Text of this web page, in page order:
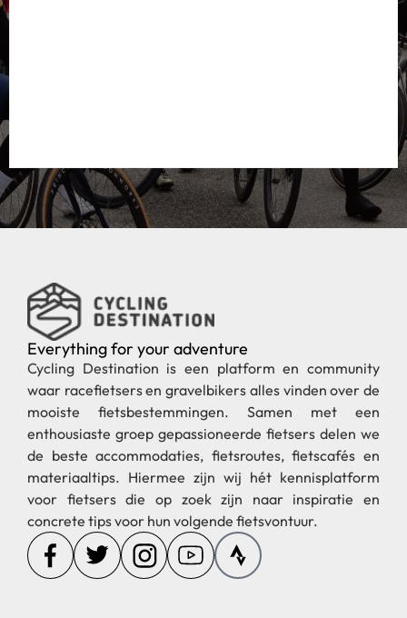
Everything for your adventure
Cycling Destination is een platform en community
waar racefietsers en gravelbikers alles vinden over de
mooiste fietsbestemmingen. Samen met een
enthousiaste groep gepassioneerde fietsers delen we
de beste accommodaties, fietsroutes, fietscafés en
materiaaltips. Hiermee zijn wij hét kennisplatform
voor fietsers die op zoek zijn naar inspiratie en
concrete tips voor hun volgende fietsvontuur.